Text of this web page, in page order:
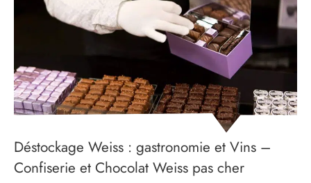
Déstockage Weiss : gastronomie et Vins –
Confiserie et Chocolat Weiss pas cher